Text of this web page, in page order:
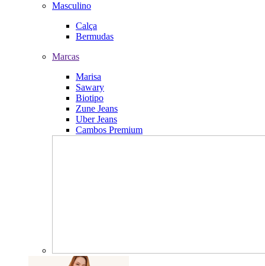
Masculino
Calça
Bermudas
Marcas
Marisa
Sawary
Biotipo
Zune Jeans
Uber Jeans
Cambos Premium